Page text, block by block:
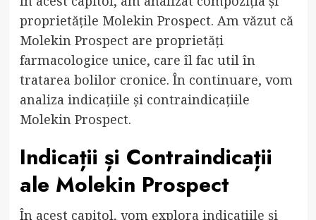
proprietățile Molekin Prospect. Am văzut că
Molekin Prospect are proprietăți
farmacologice unice, care îl fac util în
tratarea bolilor cronice. În continuare, vom
analiza indicațiile și contraindicațiile
Molekin Prospect.
Indicații și Contraindicații
ale Molekin Prospect
În acest capitol, vom explora indicațiile și